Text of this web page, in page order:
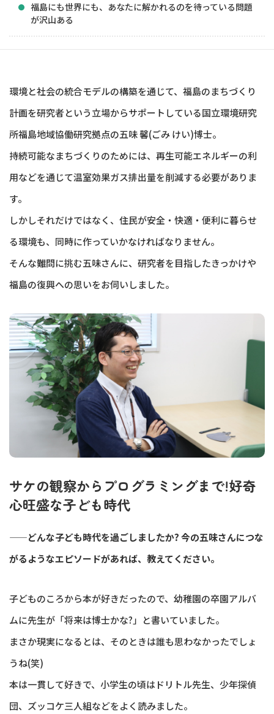
福島にも世界にも、あなたに解かれるのを待っている問題
が沢山ある
環境と社会の統合モデルの構築を通じて、福島のまちづくり
計画を研究者という立場からサポートしている国立環境研究
所福島地域協働研究拠点の五味 馨(ごみ けい)博士。
持続可能なまちづくりのためには、再生可能エネルギーの利
用などを通じて温室効果ガス排出量を削減する必要がありま
す。
しかしそれだけではなく、住民が安全・快適・便利に暮らせ
る環境も、同時に作っていかなければなりません。
そんな難問に挑む五味さんに、研究者を目指したきっかけや
福島の復興への思いをお伺いしました。
サケの観察からプログラミングまで!好奇
心旺盛な子ども時代
——どんな子ども時代を過ごしましたか? 今の五味さんにつな
がるようなエピソードがあれば、教えてください。
子どものころから本が好きだったので、幼稚園の卒園アルバ
ムに先生が「将来は博士かな?」と書いていました。
まさか現実になるとは、そのときは誰も思わなかったでしょ
うね(笑)
本は一貫して好きで、小学生の頃はドリトル先生、少年探偵
団、ズッコケ三人組などをよく読みました。